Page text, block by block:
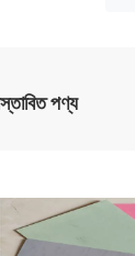
পণ্য